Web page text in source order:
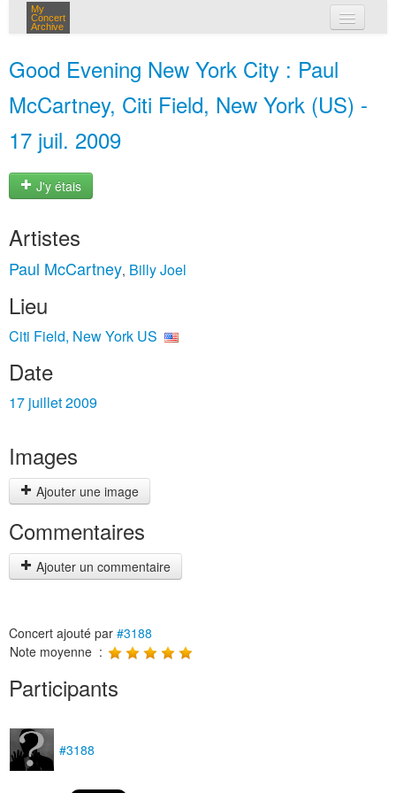
My
Concert
Archive
Good Evening New York City : Paul
McCartney, Citi Field, New York (US) -
17 juil. 2009
J'y étais
Artistes
Paul McCartney, Billy Joel
Lieu
Citi Field, New York US
Date
17 juillet 2009
Images
Ajouter une image
Commentaires
Ajouter un commentaire
Concert ajouté par #3188
Note moyenne :
Participants
#3188